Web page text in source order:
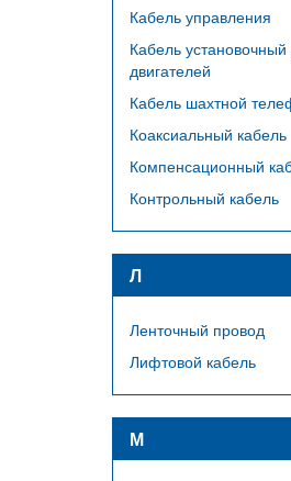
Кабель управления
Кабель
двигателей
Кабель шахтной
Коаксиальный кабель
Компенсационный
Контрольный кабель
Л
Ленточный провод
Лифтовой кабель
М